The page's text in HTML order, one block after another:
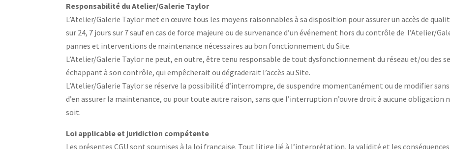
Responsabilité du Atelier/Galerie Taylor
L’Atelier/Galerie Taylor met en œuvre tous les moyens raisonnables à sa disposition pour assurer un accès de
sur 24, 7 jours sur 7 sauf en cas de force majeure ou de survenance d’un événement hors du contrôle de l’Atelier/
pannes et interventions de maintenance nécessaires au bon fonctionnement du Site.
L’Atelier/Galerie Taylor ne peut, en outre, être tenu responsable de tout dysfonctionnement du réseau et/ou des
échappant à son contrôle, qui empêcherait ou dégraderait l’accès au Site.
L’Atelier/Galerie Taylor se réserve la possibilité d’interrompre, de suspendre momentanément ou de modifier
d’en assurer la maintenance, ou pour toute autre raison, sans que l’interruption n’ouvre droit à aucune obligation
soit.
Loi applicable et juridiction compétente
Les présentes CGU sont soumises à la loi française. Tout litige lié à l’interprétation, la validité et les